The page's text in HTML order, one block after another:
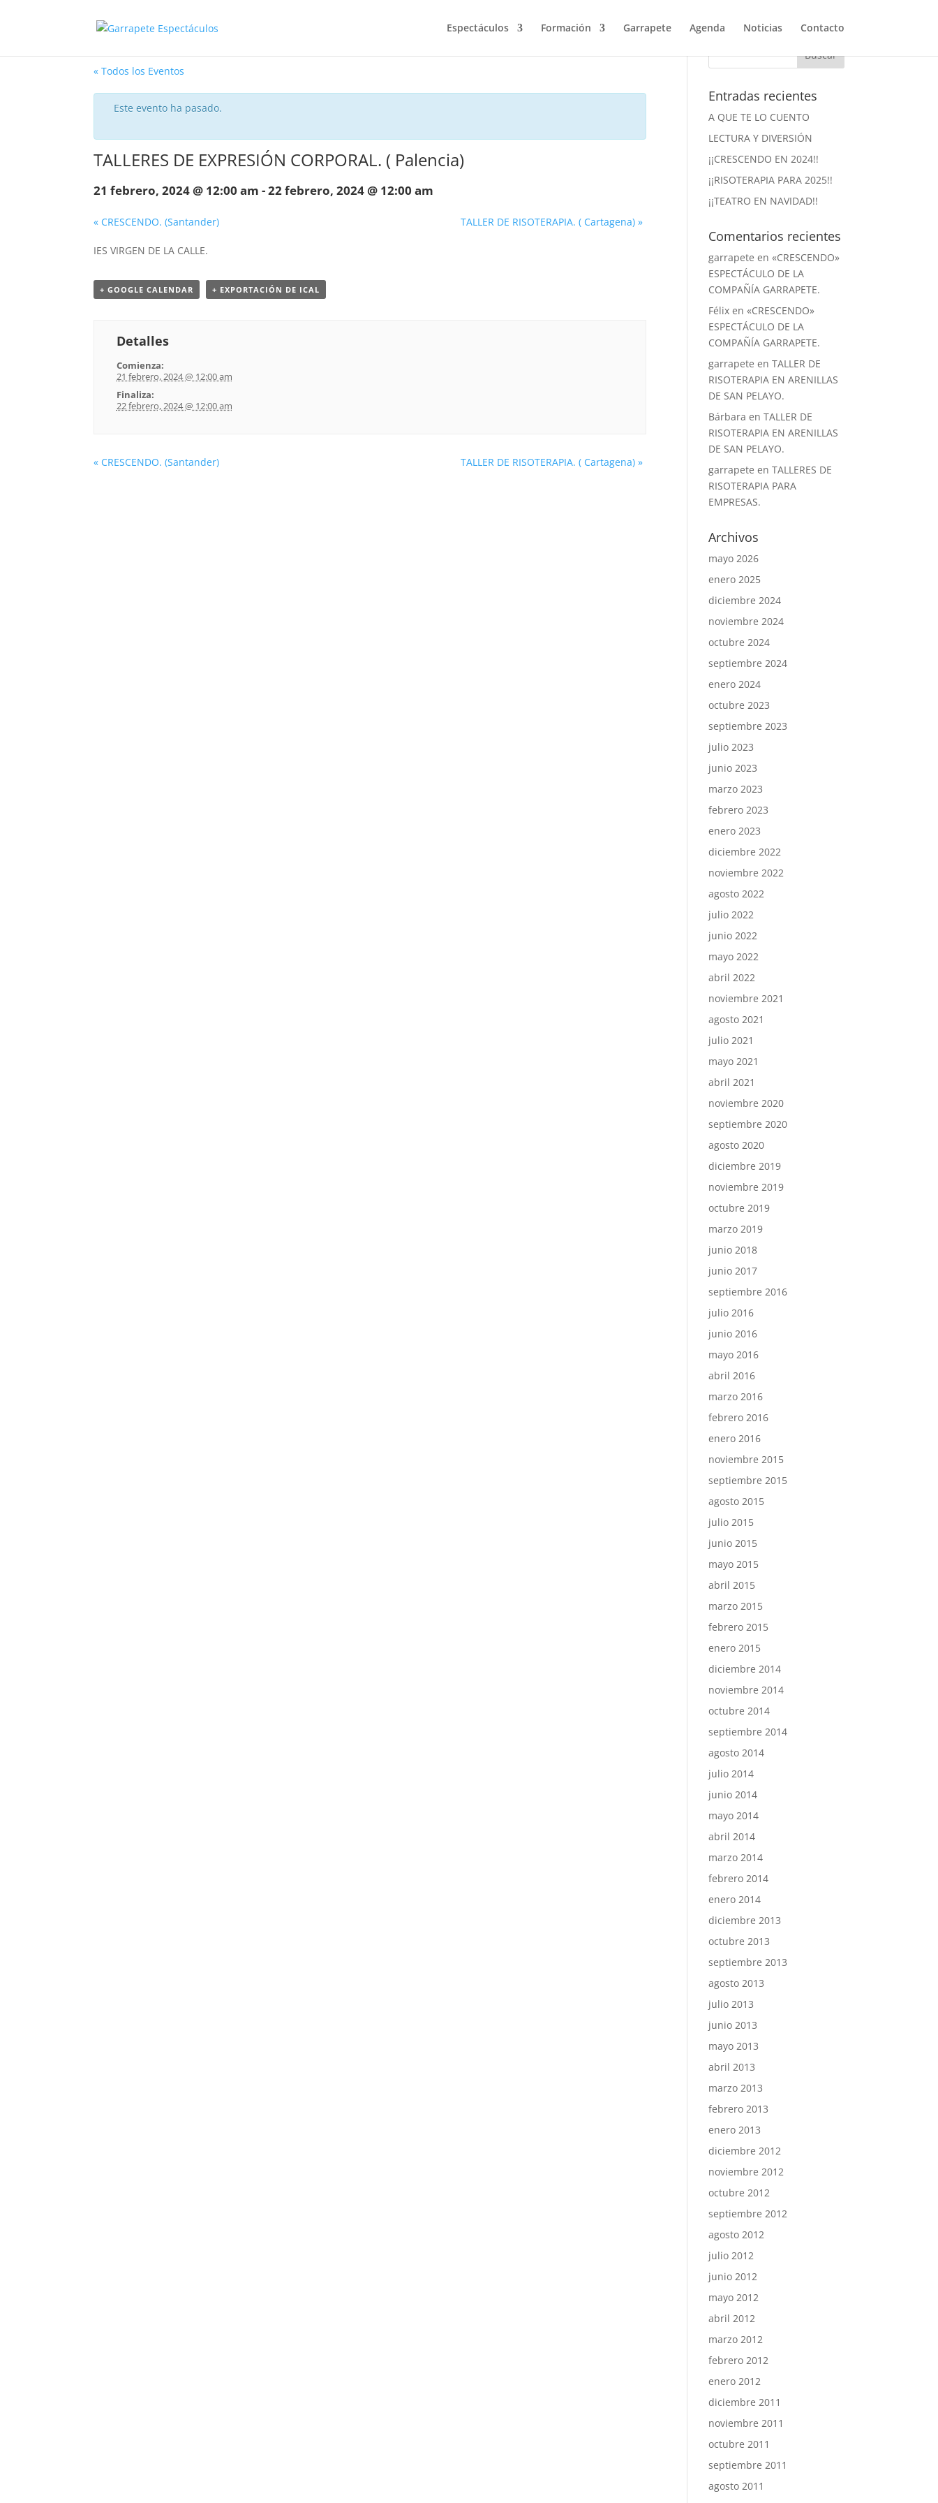
Espectáculos Formación Garrapete Agenda Noticias Contacto
« Todos los Eventos
Este evento ha pasado.
TALLERES DE EXPRESIÓN CORPORAL. ( Palencia)
21 febrero, 2024 @ 12:00 am -22 febrero, 2024 @ 12:00 am
« CRESCENDO. (Santander) TALLER DE RISOTERAPIA. ( Cartagena)»
IES VIRGEN DE LA CALLE.
+ GOOGLE CALENDAR + EXPORTACIÓN DE ICAL
Detalles
Comienza:
21 febrero, 2024 @ 12:00 am
Finaliza:
22 febrero, 2024 @ 12:00 am
« CRESCENDO. (Santander) TALLER DE RISOTERAPIA. ( Cartagena)»
Entradas recientes
A QUE TE LO CUENTO
LECTURA Y DIVERSIÓN
¡¡CRESCENDO EN 2024!!
¡¡RISOTERAPIA PARA 2025!!
¡¡TEATRO EN NAVIDAD!!
Comentarios recientes
garrapete en«CRESCENDO»
ESPECTÁCULO DE LA
COMPAÑÍA GARRAPETE.
Félix en«CRESCENDO»
ESPECTÁCULO DE LA
COMPAÑÍA GARRAPETE.
garrapete enTALLER DE
RISOTERAPIA EN ARENILLAS
DE SAN PELAYO.
Bárbara enTALLER DE
RISOTERAPIA EN ARENILLAS
DE SAN PELAYO.
garrapete enTALLERES DE
RISOTERAPIA PARA
EMPRESAS.
Archivos
mayo 2026
enero 2025
diciembre 2024
noviembre 2024
octubre 2024
septiembre 2024
enero 2024
octubre 2023
septiembre 2023
julio 2023
junio 2023
marzo 2023
febrero 2023
enero 2023
diciembre 2022
noviembre 2022
agosto 2022
julio 2022
junio 2022
mayo 2022
abril 2022
noviembre 2021
agosto 2021
julio 2021
mayo 2021
abril 2021
noviembre 2020
septiembre 2020
agosto 2020
diciembre 2019
noviembre 2019
octubre 2019
marzo 2019
junio 2018
junio 2017
septiembre 2016
julio 2016
junio 2016
mayo 2016
abril 2016
marzo 2016
febrero 2016
enero 2016
noviembre 2015
septiembre 2015
agosto 2015
julio 2015
junio 2015
mayo 2015
abril 2015
marzo 2015
febrero 2015
enero 2015
diciembre 2014
noviembre 2014
octubre 2014
septiembre 2014
agosto 2014
julio 2014
junio 2014
mayo 2014
abril 2014
marzo 2014
febrero 2014
enero 2014
diciembre 2013
octubre 2013
septiembre 2013
agosto 2013
julio 2013
junio 2013
mayo 2013
abril 2013
marzo 2013
febrero 2013
enero 2013
diciembre 2012
noviembre 2012
octubre 2012
septiembre 2012
agosto 2012
julio 2012
junio 2012
mayo 2012
abril 2012
marzo 2012
febrero 2012
enero 2012
diciembre 2011
noviembre 2011
octubre 2011
septiembre 2011
agosto 2011